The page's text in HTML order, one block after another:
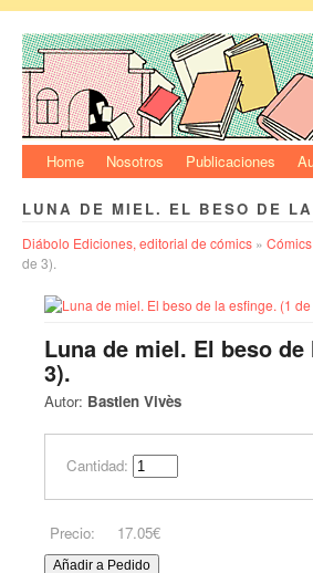
Home Nosotros Publicaciones
LUNA DE MIEL. EL BESO DE
Diábolo Ediciones, editorial de cómics »
de 3).
Luna de miel. El beso
3).
Autor: Bastien Vivès
Cantidad:
17.05€
Precio: